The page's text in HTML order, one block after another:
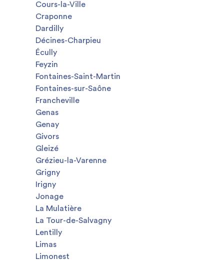
Cours-la-Ville
Craponne
Dardilly
Décines-Charpieu
Écully
Feyzin
Fontaines-Saint-Martin
Fontaines-sur-Saône
Francheville
Genas
Genay
Givors
Gleizé
Grézieu-la-Varenne
Grigny
Irigny
Jonage
La Mulatière
La Tour-de-Salvagny
Lentilly
Limas
Limonest